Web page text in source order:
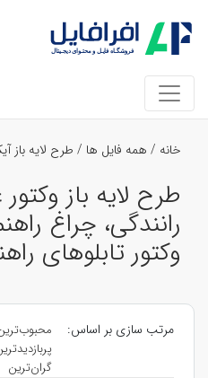
خانه / همه فایل ها / طرح لایه باز
طرح لایه باز
رانندگی، چراغ
وکتور تابلوهای
مرتب سازی بر اساس:
گران‌ترین